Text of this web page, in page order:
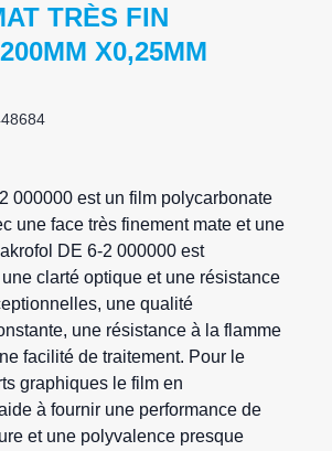
TRÈS FIN
X0,25MM
000000 est un film polycarbonate
une face très finement mate et une
DE 6-2 000000 est
clarté optique et une résistance
une qualité
une résistance à la flamme
facilité de traitement. Pour le
graphiques le film en
à fournir une performance de
et une polyvalence presque